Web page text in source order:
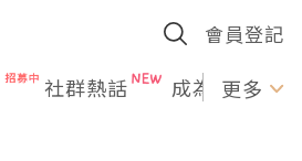
會員登記
社群熱話 成為U更多